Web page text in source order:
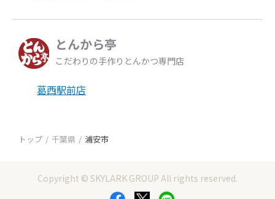
とんから亭
こだわりの手作りとんかつ専門店
葛西駅前店
トップ 千葉県 浦安市
Copyright © SKYLARK GROUP All rights reserved.